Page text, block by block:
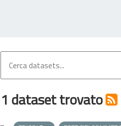
1 dataset trovato